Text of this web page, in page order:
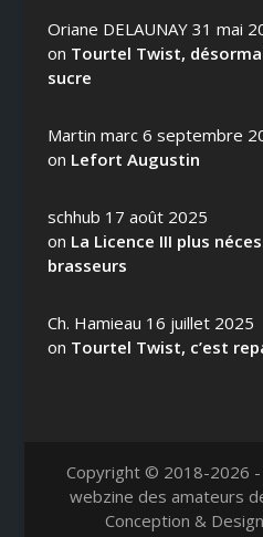
Oriane DELAUNAY 31 mai
on Tourtel Twist,
sucre
Martin marc 6 septembre
on Lefort Augustin
schhub 17 août 2025
on La Licence III plus
brasseurs
Ch. Hamieau 16 juillet 2025
on Tourtel Twist, c’est
Copyright © 2018-2026
webzine des amateurs
Conception &